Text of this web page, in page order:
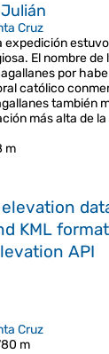
Cruz
expedición
El nombre de
por
católico
también
más alta de
m
KML
API
Cruz
m